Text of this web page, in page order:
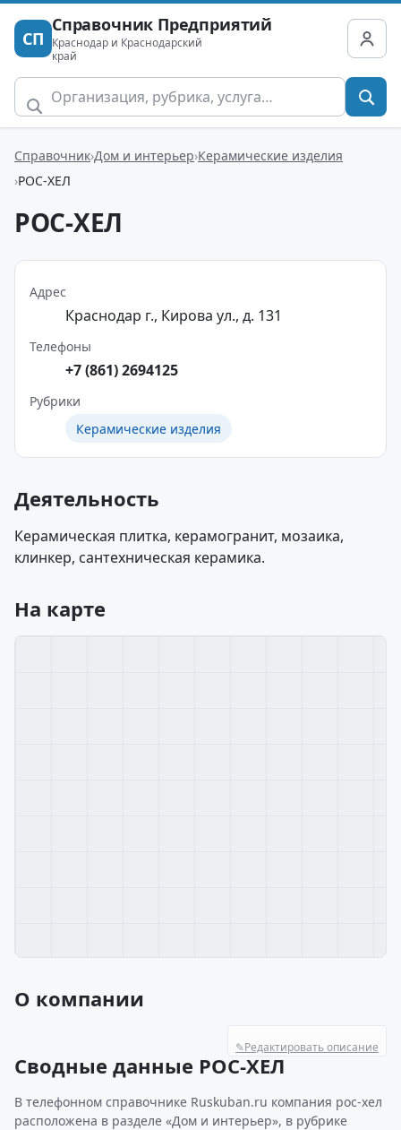
СП
Справочник Предприятий
Краснодар и Краснодарский
край
Справочник Дом и интерьер Керамические изделия
РОС-ХЕЛ
РОС-ХЕЛ
Адрес
Краснодар г., Кирова ул., д. 131
Телефоны
+7 (861) 2694125
Рубрики
Керамические изделия
Деятельность
Керамическая плитка, керамогранит, мозаика,
клинкер, сантехническая керамика.
На карте
О компании
✎Редактировать описание
Сводные данные РОС-ХЕЛ
В телефонном справочнике Ruskuban.ru компания рос-хел
расположена в разделе «Дом и интерьер», в рубрике